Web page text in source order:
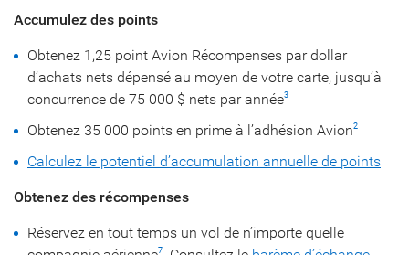
Accumulez des points
Obtenez 1,25 point Avion Récompenses par dollar
d’achats nets dépensé au moyen de votre carte, jusqu’à
concurrence de 75 000 $ nets par année3
Obtenez 35 000 points en prime à l’adhésion Avion2
Calculez le potentiel d’accumulation annuelle de points
Obtenez des récompenses
Réservez en tout temps un vol de n’importe quelle
7